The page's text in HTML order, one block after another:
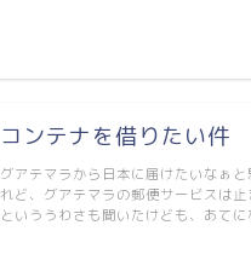
コンテナを借りたい件
グアテマラから日本に届けたいなぁ
れど、グアテマラの郵便サービスは
といううわさも聞いたけども、あて